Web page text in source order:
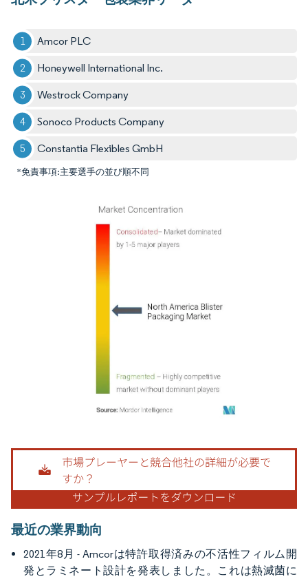
Amcor PLC
Honeywell International Inc.
Westrock Company
Sonoco Products Company
Constantia Flexibles GmbH
*免責事項:主要選手の並び順不同
画像 © Mordor Intelligence。再利用にはCC BY 4.0の表示が必要です。
最近の業界動向
2021年8月 - Amcorは特許取得済みの不活性フィルム開
発とラミネート設計を発表しました。これは熱滅菌に